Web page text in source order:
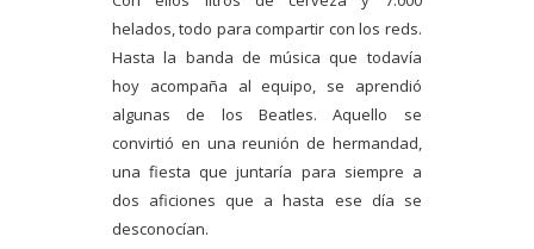
helados, todo para compartir con los reds.
Hasta la banda de música que todavía
hoy acompaña al equipo, se aprendió
algunas de los Beatles. Aquello se
convirtió en una reunión de hermandad,
una fiesta que juntaría para siempre a
dos aficiones que a hasta ese día se
desconocían.